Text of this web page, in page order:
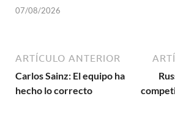
07/08/2026
ARTÍCULO ANTERIOR
Carlos Sainz: El equipo ha
hecho lo correcto